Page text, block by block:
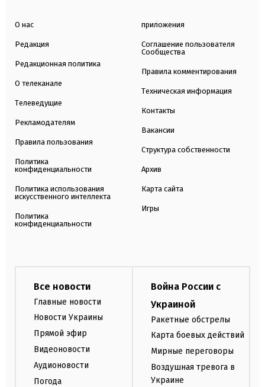
О нас
Редакция
Редакционная политика
О телеканале
Телеведущие
Рекламодателям
Правила пользования
Политика
конфиденциальности
Политика использования
искусственного интеллекта
Политика
конфиденциальности
приложения
Соглашение пользователя
Сообщества
Правила комментирования
Техническая информация
Контакты
Вакансии
Структура собственности
Архив
Карта сайта
Игры
Все новости
Главные новости
Новости Украины
Прямой эфир
Видеоновости
Аудионовости
Погода
Война России с
Украиной
Ракетные обстрелы
Карта боевых действий
Мирные переговоры
Воздушная тревога в
Украине